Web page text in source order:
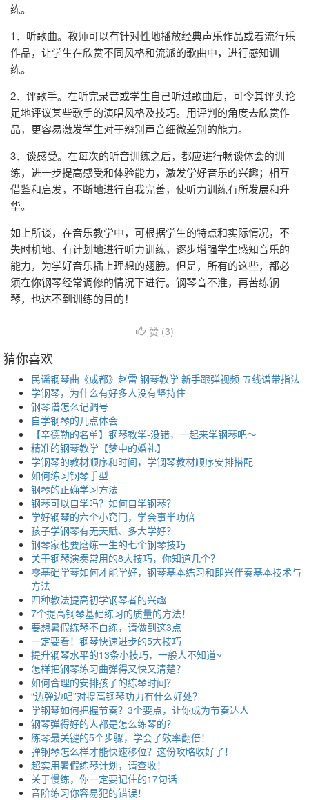
练。
1．听歌曲。教师可以有针对性地播放经典声乐作品或着流行乐
作品，让学生在欣赏不同风格和流派的歌曲中，进行感知训
练。
2．评歌手。在听完录音或学生自己听过歌曲后，可令其评头论
足地评议某些歌手的演唱风格及技巧。用评判的角度去欣赏作
品，更容易激发学生对于辨别声音细微差别的能力。
3．谈感受。在每次的听音训练之后，都应进行畅谈体会的训
练，进一步提高感受和体验能力，激发学好音乐的兴趣；相互
借鉴和启发，不断地进行自我完善，使听力训练有所发展和升
华。
如上所谈，在音乐教学中，可根据学生的特点和实际情况，不
失时机地、有计划地进行听力训练，逐步增强学生感知音乐的
能力，为学好音乐插上理想的翅膀。但是，所有的这些，都必
须在你钢琴经常调修的情况下进行。钢琴音不准，再苦练钢
琴，也达不到训练的目的！
赞 (3)
猜你喜欢
民谣钢琴曲《成都》赵雷 钢琴教学 新手跟弹视频 五线谱带指法
学钢琴，为什么有好多人没有坚持住
钢琴谱怎么记调号
自学钢琴的几点体会
【辛德勒的名单】钢琴教学-没错，一起来学钢琴吧～
精准的钢琴教学【梦中的婚礼】
学钢琴的教材顺序和时间，学钢琴教材顺序安排搭配
如何练习钢琴手型
钢琴的正确学习方法
钢琴可以自学吗？如何自学钢琴？
学好钢琴的六个小窍门，学会事半功倍
孩子学钢琴有无天赋、多大学好？
钢琴家也要磨炼一生的七个钢琴技巧
关于钢琴演奏常用的8大技巧，你知道几个？
零基础学琴如何才能学好，钢琴基本练习和即兴伴奏基本技术与
方法
四种教法提高初学钢琴者的兴趣
7个提高钢琴基础练习的质量的方法！
要想暑假练琴不白练，请做到这3点
一定要看！钢琴快速进步的5大技巧
提升钢琴水平的13条小技巧，一般人不知道~
怎样把钢琴练习曲弹得又快又清楚？
如何合理的安排孩子的练琴时间？
“边弹边唱”对提高钢琴功力有什么好处？
学钢琴如何把握节奏？3个要点，让你成为节奏达人
钢琴弹得好的人都是怎么练琴的？
练琴最关键的5个步骤，学会了效率翻倍！
弹钢琴怎么样才能快速移位？这份攻略收好了！
超实用暑假练琴计划，请查收！
关于慢练，你一定要记住的17句话
音阶练习你容易犯的错误！